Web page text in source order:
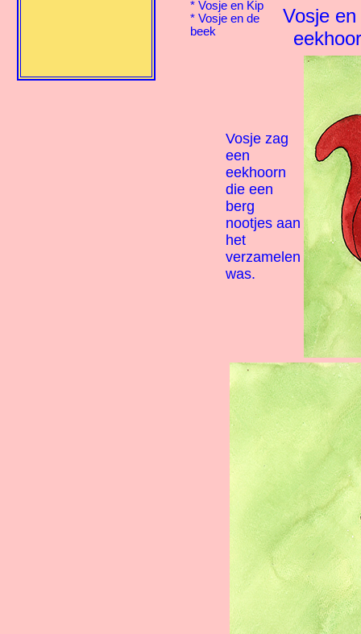
* Vosje en Kip
* Vosje en de
beek
Vosje en
Vosje zag
een
eekhoorn
die een
berg
nootjes aan
het
verzamelen
was.